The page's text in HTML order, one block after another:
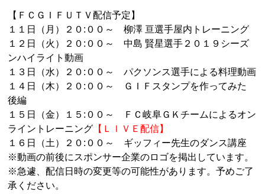
【ＦＣＧＩＦＵＴＶ配信予定】
１１日（月）２０:００～ 柳澤 亘選手屋内トレーニング
１２日（火）２０:００～ 中島 賢星選手２０１９シーズ
ンハイライト動画
１３日（水）２０:００～ パクソンス選手による料理動画
１４日（木）２０:００～ ＧＩＦスタンプを作ってみた
後編
１５日（金）１５:００～ ＦＣ岐阜ＧＫチームによるオン
ライントレーニング 【ＬＩＶＥ配信】
１６日（土）２０:００～ ギッフィー先生のダンス講座
※動画の前後にスポンサー企業のロゴを掲出しています。
※急遽、配信日時の変更等の可能性があります。予めご了
承ください。